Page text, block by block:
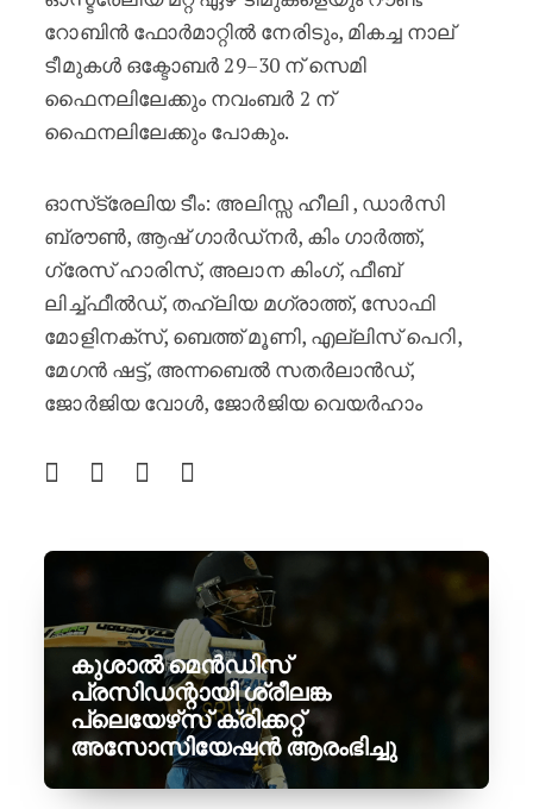
റോബിൻ ഫോർമാറ്റിൽ നേരിടും, മികച്ച നാല്
ടീമുകൾ ഒക്ടോബർ 29–30 ന് സെമി
ഫൈനലിലേക്കും നവംബർ 2 ന്
ഫൈനലിലേക്കും പോകും.
ഓസ്‌ട്രേലിയ ടീം: അലിസ്സ ഹീലി , ഡാർസി
ബ്രൗൺ, ആഷ് ഗാർഡ്‌നർ, കിം ഗാർത്ത്,
ഗ്രേസ് ഹാരിസ്, അലാന കിംഗ്, ഫീബ്
ലിച്ച്‌ഫീൽഡ്, തഹ്ലിയ മഗ്രാത്ത്, സോഫി
മോളിനക്സ്, ബെത്ത് മൂണി, എല്ലിസ് പെറി,
മേഗൻ ഷട്ട്, അന്നബെൽ സതർലാൻഡ്,
ജോർജിയ വോൾ, ജോർജിയ വെയർഹാം
കുശാൽ മെൻഡിസ്
പ്രസിഡന്റായി ശ്രീലങ്ക
പ്ലെയേഴ്‌സ് ക്രിക്കറ്റ്
അസോസിയേഷൻ ആരംഭിച്ചു